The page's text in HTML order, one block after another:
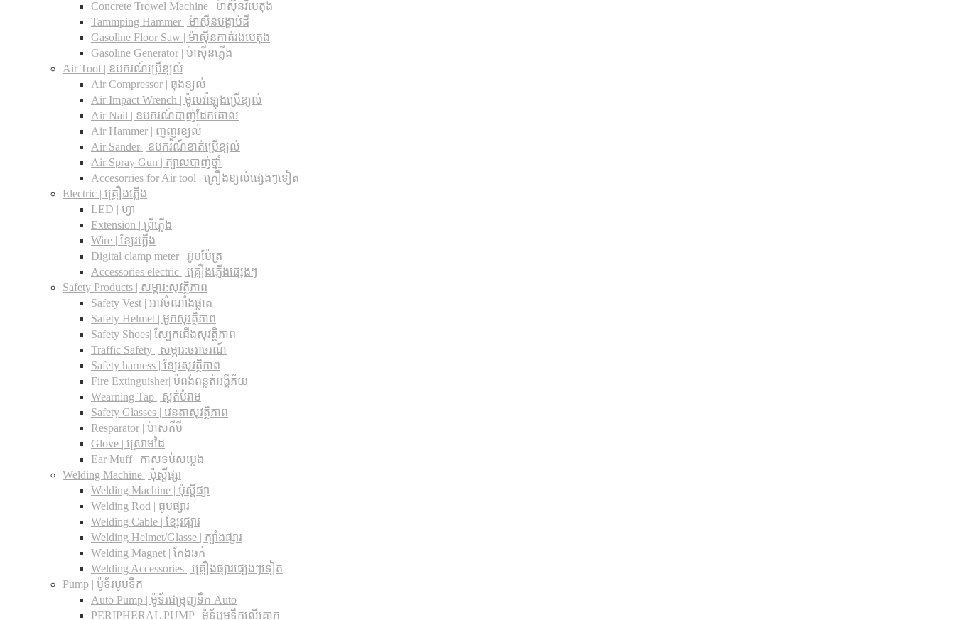
Concrete Trowel Machine | ម៉ាស៊ីនវីបេតុង
Tammping Hammer | ម៉ាស៊ីនបង្ហាប់ដី
Gasoline Floor Saw | ម៉ាស៊ីនកាត់រងបេតុង
Gasoline Generator | ម៉ាស៊ីនភ្លើង
Air Tool | ឧបករណ៍ប្រើខ្យល់
Air Compressor | ធុងខ្យល់
Air Impact Wrench | ម៉ូលវ៉ាឡុងប្រើខ្យល់
Air Nail | ឧបករណ៍បាញ់ដែកគោល
Air Hammer | ញញួរខ្យល់
Air Sander | ឧបករណ៍ខាត់ប្រើខ្យល់
Air Spray Gun | ក្បាលបាញ់ថ្នាំ
Accesorries for Air tool | គ្រឿងខ្យល់ផ្សេងៗទៀត
Electric | គ្រឿងភ្លើង
LED | ហ្វា
Extension | ព្រីភ្លើង
Wire | ខ្សែរភ្លើង
Digital clamp meter | អ៊ូមម៉ែត្រ
Accessories electric | គ្រឿងភ្លើងផ្សេងៗ
Safety Products | សម្ភារ:សុវត្ថិភាព
Safety Vest | អាវចំណាំងផ្លាត
Safety Helmet | មួកសុវត្ថិភាព
Safety Shoes| ស្បែកជើងសុវត្ថិភាព
Traffic Safety​ | សម្ភារ:ចរាចរណ៍
Safety harness | ខ្សែរសុវត្ថិភាព
Fire Extinguisher| បំពង់ពន្លត់អង្គីភ័យ
Wearning Tap | ស្គត់បំរាម
Safety Glasses | វេនតាសុវត្ថិភាព
Resparator | ម៉ាសគីមី
Glove | ស្រោមដៃ
Ear Muff | កាសទប់សម្លេង
Welding Machine | ប៉ុស្តិ៍ផ្សា
Welding Machine | ប៉ុស្តិ៍ផ្សា
Welding Rod | ធូបផ្សារ
Welding Cable | ខ្សែរផ្សារ
Welding Helmet/Glasse | ក្បាំងផ្សារ
Welding Magnet | កែងឆក់
Welding Accessories | គ្រឿងផ្សារផ្សេងៗទៀត
Pump | ម៉ូទ័របូមទឹក
Auto Pump | ម៉ូទ័រជម្រុញទឹក Auto
PERIPHERAL PUMP | ម៉ូទ័បូមទឹកលើគោក